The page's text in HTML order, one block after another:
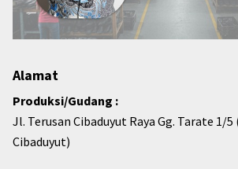
Alamat
Produksi/Gudang :
Jl. Terusan Cibaduyut Raya Gg. Tarate 1/
Cibaduyut)